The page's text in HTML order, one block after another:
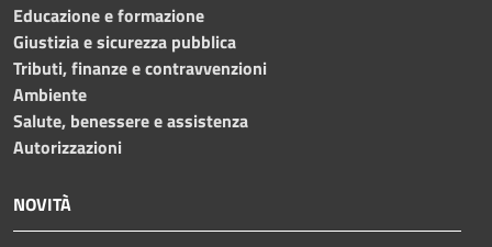
Educazione e formazione
Giustizia e sicurezza pubblica
Tributi, finanze e contravvenzioni
Ambiente
Salute, benessere e assistenza
Autorizzazioni
NOVITÀ